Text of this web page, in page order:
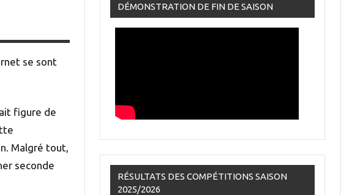
se sont
figure de
Malgré tout,
seconde
DÉMONSTRATION DE FIN DE SAISON
RÉSULTATS DES COMPÉTITIONS SAISON
2025/2026